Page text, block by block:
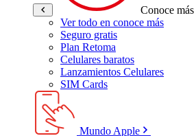
Conoce más
Ver todo en conoce más
Seguro gratis
Plan Retoma
Celulares baratos
Lanzamientos Celulares
SIM Cards
Mundo Apple